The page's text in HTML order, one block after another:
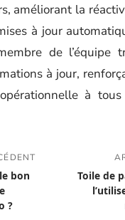
améliorant la
à jour
de l’équipe
à jour,
à
bon
?
Toile de